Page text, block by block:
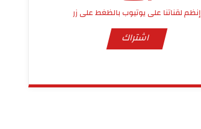
إنظم لقناتنا على يوتيوب بالظغط على زر
اشتراك